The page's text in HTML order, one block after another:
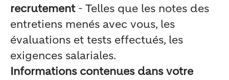
recrutement- Telles que les notes des
entretiens menés avec vous, les
évaluations et tests effectués, les
exigences salariales.
Informations contenues dans votre